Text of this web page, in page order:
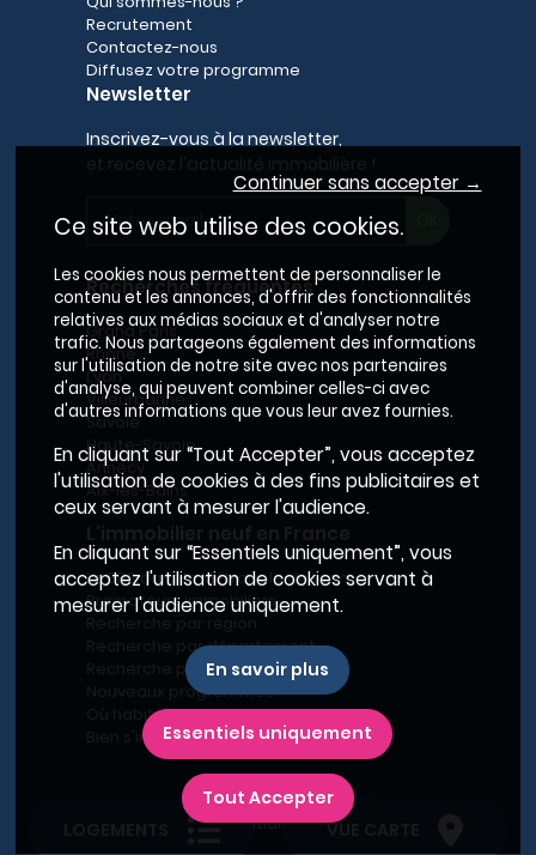
VUE CARTE
Recrutement
Contactez-nous
Diffusez votre programme
Newsletter
Inscrivez-vous à la newsletter,
Recherches fréquentes
Grand Paris
Rhône
Lyon
Villeurbanne
Savoie
Haute-Savoie
Annecy
Aix-les-Bains
Le BRS dans la Métropole de Lyon
Promoteurs immobiliers
Recherche par département
Recherche par ville
Nouveaux programmes
Où habiter à Marseille ?
Bien s'installer
-
Conditions générales d’utilisation
Charte de confidentialité-Mentions légales
Continuer sans accepter →
Ce site web utilise des cookies.
Les cookies nous permettent de personnaliser le
contenu et les annonces, d'offrir des fonctionnalités
relatives aux médias sociaux et d'analyser notre
trafic. Nous partageons également des informations
sur l'utilisation de notre site avec nos partenaires
d'analyse, qui peuvent combiner celles-ci avec
d'autres informations que vous leur avez fournies.
En cliquant sur “Tout Accepter”, vous acceptez
l'utilisation de cookies à des fins publicitaires et
ceux servant à mesurer l'audience.
En cliquant sur “Essentiels uniquement”, vous
acceptez l'utilisation de cookies servant à
mesurer l'audience uniquement.
En savoir plus
Essentiels uniquement
Tout Accepter